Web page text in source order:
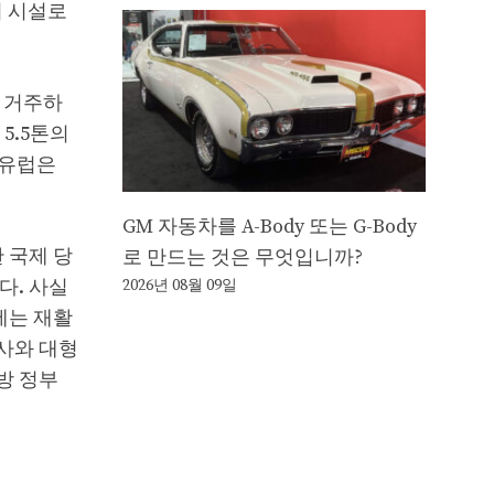
시설로
주하
톤의
럽은
국제 당
. 사실
는 재활
와 대형
정부
GM 자동차를 A-Body 또는 G-Body
로 만드는 것은 무엇입니까?
2026년 08월 09일